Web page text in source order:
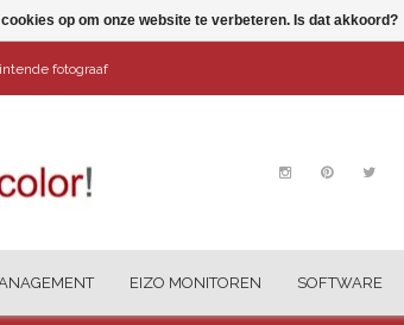
fotograaf
EIZO MONITOREN SOFTWARE
op om onze website te verbeteren. Is dat akkoord?